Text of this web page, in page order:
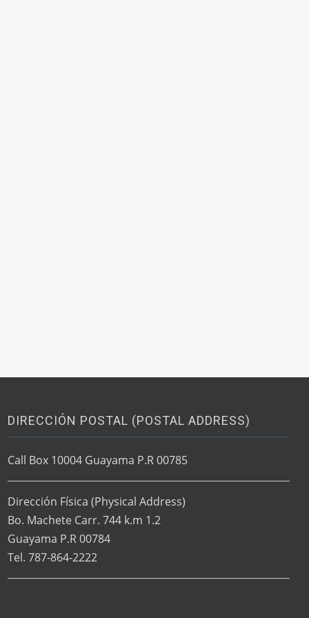
DIRECCIÓN POSTAL (POSTAL ADDRESS)
Call Box 10004 Guayama P.R 00785
Dirección Física (Physical Address)
Bo. Machete Carr. 744 k.m 1.2
Guayama P.R 00784
Tel. 787-864-2222